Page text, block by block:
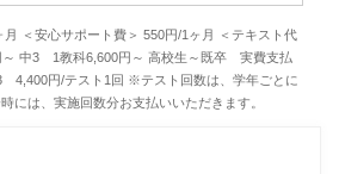
月 ＜安心サポート費＞ 550円/1ヶ月 ＜テキスト代
～ 中3 1教科6,600円～ 高校生～既卒 実費支払
4,400円/テスト1回 ※テスト回数は、学年ごとに
には、実施回数分お支払いいただきます。